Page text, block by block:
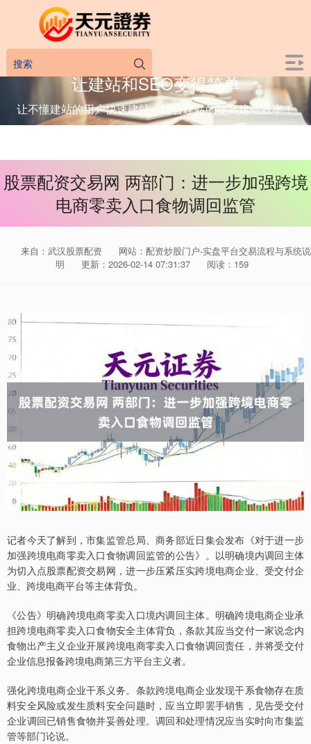
让建站和SEO变得简单
让不懂建站的用户快速建站，让会建站的提高建站效率！
股票配资交易网 两部门：进一步加强跨境
电商零卖入口食物调回监管
来自：武汉股票配资
网站：配资炒股门户-实盘平台交易流程与系统说
明
更新：2026-02-14 07:31:37 阅读：159
记者今天了解到，市集监管总局、商务部近日集会发布《对于进一步
加强跨境电商零卖入口食物调回监管的公告》。以明确境内调回主体
为切入点股票配资交易网，进一步压紧压实跨境电商企业、受交付企
业、跨境电商平台等主体背负。
《公告》明确跨境电商零卖入口境内调回主体。明确跨境电商企业承
担跨境电商零卖入口食物安全主体背负，条款其应当交付一家说念内
食物出产主义企业开展跨境电商零卖入口食物调回责任，并将受交付
企业信息报备跨境电商第三方平台主义者。
强化跨境电商企业干系义务。条款跨境电商企业发现干系食物存在质
料安全风险或发生质料安全问题时，应当立即罢手销售，见告受交付
企业调回已销售食物并妥善处理。调回和处理情况应当实时向市集监
管等部门论说。